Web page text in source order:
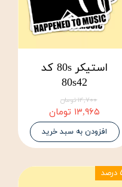
استیکر 80s کد
80s42
۱۴,۷۰۰ تومان
۱۳,۹۶۵ تومان
افزودن به سبد خرید